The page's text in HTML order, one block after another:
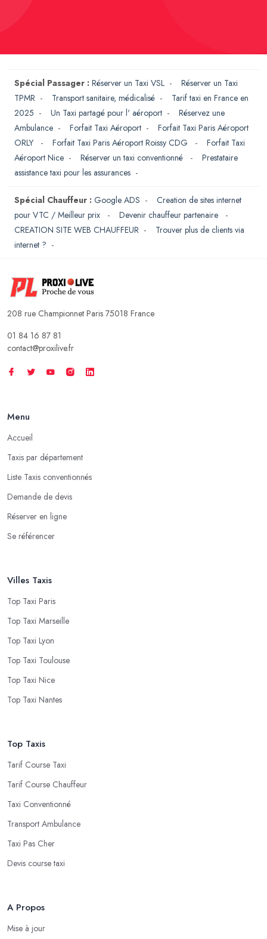
Spécial Passager : Réserver un Taxi VSL - Réserver un Taxi
TPMR - Transport sanitaire, médicalisé - Tarif taxi en France en
2025 - Un Taxi partagé pour l' aéroport - Réservez une
Ambulance - Forfait Taxi Aéroport - Forfait Taxi Paris Aéroport
ORLY
- Forfait Taxi Paris Aéroport Roissy CDG - Forfait Taxi
Aéroport Nice - Réserver un taxi conventionné - Prestataire
assistance taxi pour les assurances -
Spécial Chauffeur : Google ADS - Creation de sites internet
pour VTC / Meilleur prix
- Devenir chauffeur partenaire
-
CREATION SITE WEB CHAUFFEUR - Trouver plus de clients via
internet ? -
208 rue Championnet Paris 75018 France
01 84 16 87 81
contact@proxilive.fr
Menu
Accueil
Taxis par département
Liste Taxis conventionnés
Demande de devis
Réserver en ligne
Se référencer
Villes Taxis
Top Taxi Paris
Top Taxi Marseille
Top Taxi Lyon
Top Taxi Toulouse
Top Taxi Nice
Top Taxi Nantes
Top Taxis
Tarif Course Taxi
Tarif Course Chauffeur
Taxi Conventionné
Transport Ambulance
Taxi Pas Cher
Devis course taxi
A Propos
Mise à jour